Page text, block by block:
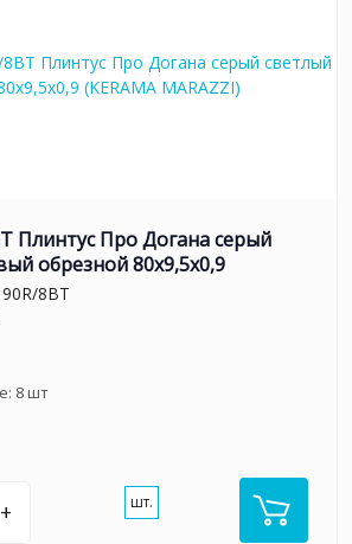
Плинтус Про Догана серый
обрезной 80x9,5x0,9
8BT
8шт
+ шт.